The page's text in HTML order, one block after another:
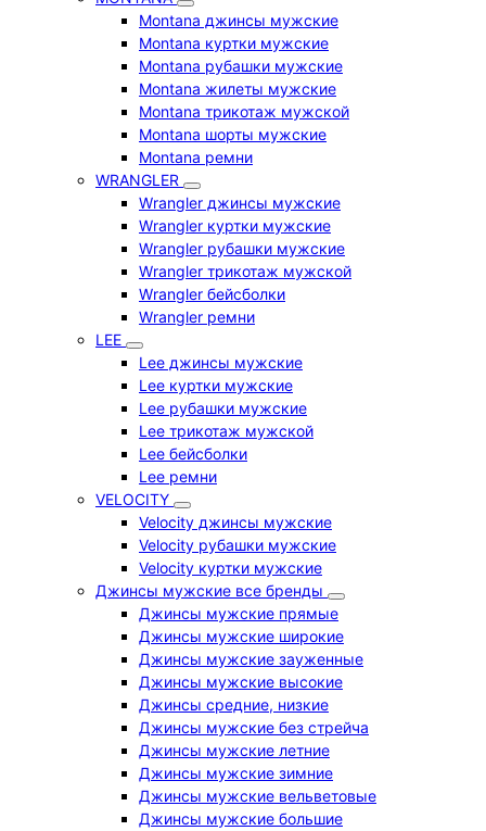
Montana джинсы мужские
Montana куртки мужские
Montana рубашки мужские
Montana жилеты мужские
Montana трикотаж мужской
Montana шорты мужские
Montana ремни
WRANGLER
Wrangler джинсы мужские
Wrangler куртки мужские
Wrangler рубашки мужские
Wrangler трикотаж мужской
Wrangler бейсболки
Wrangler ремни
LEE
Lee джинсы мужские
Lee куртки мужские
Lee рубашки мужские
Lee трикотаж мужской
Lee бейсболки
Lee ремни
VELOCITY
Velocity джинсы мужские
Velocity рубашки мужские
Velocity куртки мужские
Джинсы мужские все бренды
Джинсы мужские прямые
Джинсы мужские широкие
Джинсы мужские зауженные
Джинсы мужские высокие
Джинсы средние, низкие
Джинсы мужские без стрейча
Джинсы мужские летние
Джинсы мужские зимние
Джинсы мужские вельветовые
Джинсы мужские большие